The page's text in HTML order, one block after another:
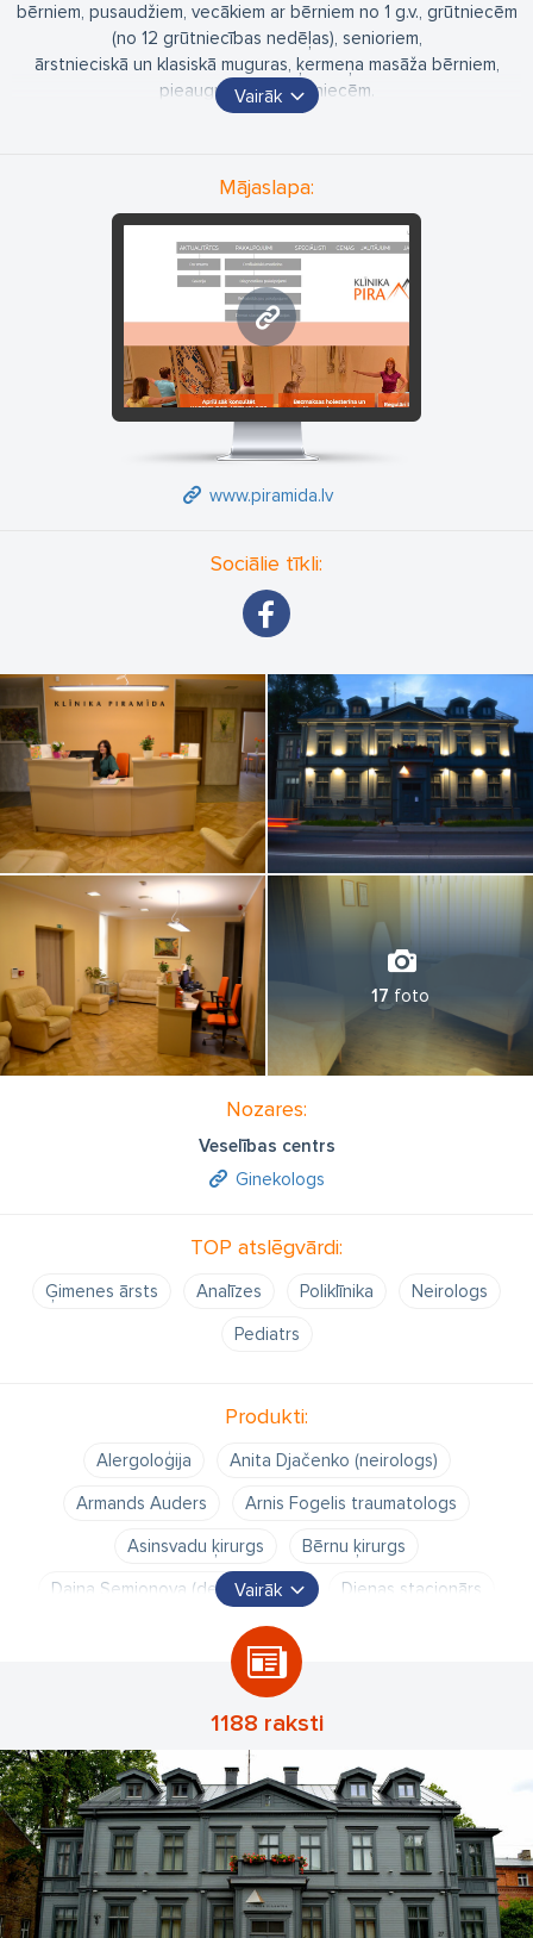
bērniem, pusaudžiem, vecākiem ar bērniem no 1 g.v., grūtniecēm
(no 12 grūtniecības nedēļas), senioriem,
ārstnieciskā un klasiskā muguras, ķermeņa masāža bērniem,
pieaugušajiem, grūtniecēm.
Klīnikas galvenais mērķis ir palīdzēt mūsu klientiem klīnikā
jūtoties gaidītiem un novērtētiem.
Vairāk
Mājaslapa:
www.piramida.lv
www.piramida.lv
Sociālie tīkli:
17 foto
Nozares:
Veselības centrs
Ginekologs
TOP atslēgvārdi:
Ģimenes ārsts Analīzes Poliklīnika
Neirologs
Pediatrs
Produkti:
Alergoloģija
Anita Djačenko (neirologs)
Armands Auders
Arnis Fogelis traumatologs
Asinsvadu ķirurgs
Bērnu ķirurgs
Daina Semjonova (dermotologs)
Dienas stacionārs
Dina Aldiņa (ginekologs)
Evita Bugaja (audiologopēds)
Ieva Blumfelde (ginekologs)
KPlāna kardioversija
Kaspars Lagzdiņš traumatologs
LOR
Linda Ščeglova
Māra Zumente (ginekologs)
Operācijas
Plakstiņu operācijas
Proktoloģija
Simona Saukuma endokrinologs
Slīpā galda tests
US
Una Gailiša (endokrinologs) Valdis Miglāns
Vairāk
1188 raksti